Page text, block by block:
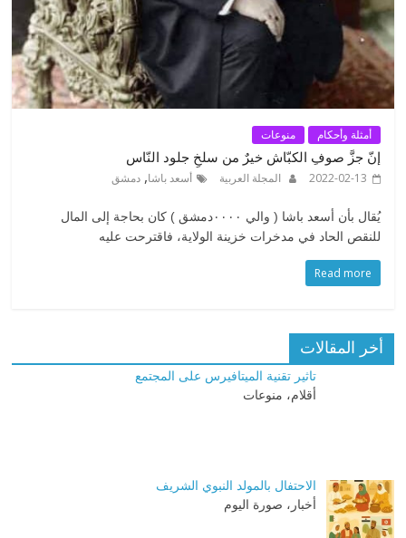
أمثلة وأحكام منوعات
إنّ جزَّ صوفِ الكبّاش خيرٌ من سلخِ جلود النّاس
2022-02-13
المجلة العربية أسعد باشا,دمشق
يُقال بأن أسعد باشا ( والي ٠٠٠٠دمشق ) كان بحاجة إلى المال
للنقص الحاد في مدخرات خزينة الولاية، فاقترحت عليه
Read more
أخر المقالات
تاثير تقنية الميتافيرس على المجتمع
أقلام، منوعات
الاحتفال بالمولد النبوي الشريف
أخبار، صورة اليوم